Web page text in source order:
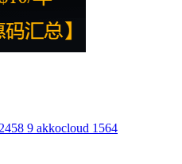
2458 9 akkocloud 1564